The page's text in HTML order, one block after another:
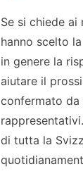
Se si chiede ai
hanno scelto
in genere la
aiutare il
confermato da
di tutta la